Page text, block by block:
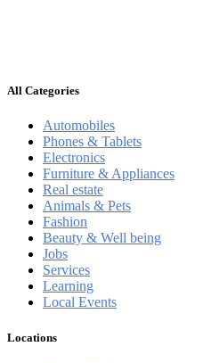
All Categories
Automobiles
Phones & Tablets
Electronics
Furniture & Appliances
Real estate
Animals & Pets
Fashion
Beauty & Well being
Jobs
Services
Learning
Local Events
Locations